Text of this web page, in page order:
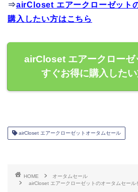
⇒airCloset エアークローゼット
購入したい方はこちら
airCloset エアークローゼ
すぐお得に購入した
airCloset エアークローゼットオータムセール
HOME
オータムセール
airCloset エアークローゼットのオータムセール